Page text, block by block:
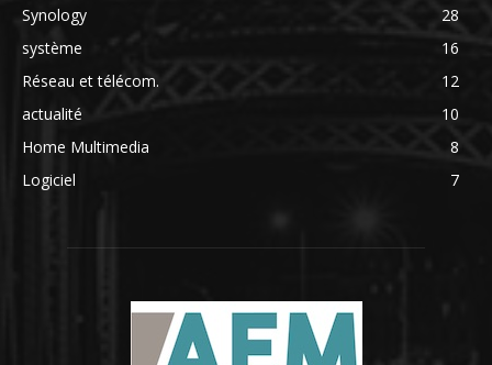
Synology
28
système
16
Réseau et télécom.
12
actualité
10
Home Multimedia
8
Logiciel
7